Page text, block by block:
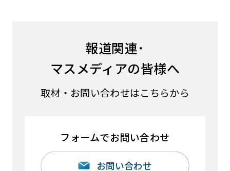
報道関連･
マスメディアの皆様へ
取材・お問い合わせはこちらから
フォームでお問い合わせ
お問い合わせ